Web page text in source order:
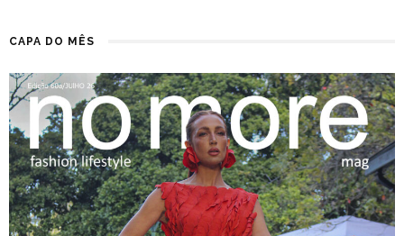
CAPA DO MÊS